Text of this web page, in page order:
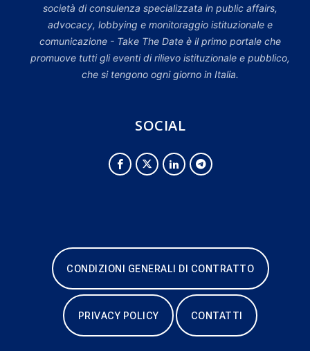
società di consulenza specializzata in public affairs,
advocacy, lobbying e monitoraggio istituzionale e
comunicazione - Take The Date è il primo portale che
promuove tutti gli eventi di rilievo istituzionale e pubblico,
che si tengono ogni giorno in Italia.
SOCIAL
CONDIZIONI GENERALI DI CONTRATTO
PRIVACY POLICY CONTATTI